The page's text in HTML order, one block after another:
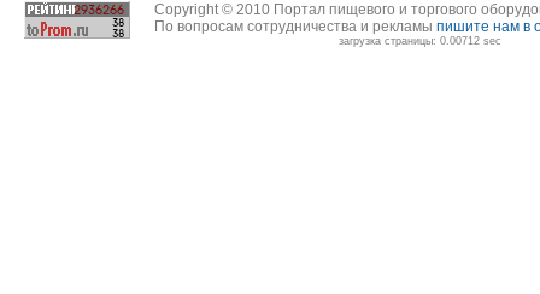
Copyright © 2010 Портал пищевого и торгового
По вопросам сотрудничества и рекламы пишите нам в
загрузка страницы: 0.00712 sec